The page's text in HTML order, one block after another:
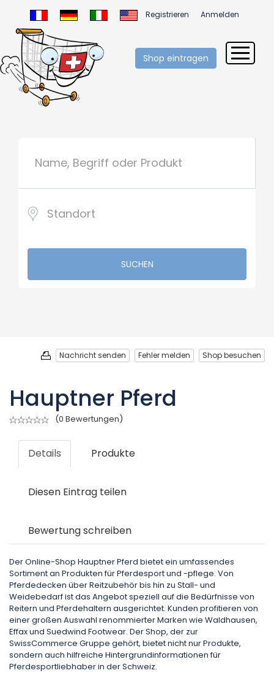
Registrieren Anmelden
Shop eintragen
SUCHEN
Shop besuchen
Fehler melden
Nachricht senden
Hauptner Pferd
(0 Bewertungen)
Details Produkte
Diesen Eintrag teilen
Bewertung schreiben
Der Online-Shop Hauptner Pferd bietet ein umfassendes
Sortiment an Produkten für Pferdesport und -pflege. Von
Pferdedecken über Reitzubehör bis hin zu Stall- und
Weidebedarf ist das Angebot speziell auf die Bedürfnisse von
Reitern und Pferdehaltern ausgerichtet. Kunden profitieren von
einer großen Auswahl renommierter Marken wie Waldhausen,
Effax und Suedwind Footwear. Der Shop, der zur
SwissCommerce Gruppe gehört, bietet nicht nur Produkte,
sondern auch hilfreiche Hintergrundinformationen für
Pferdesportliebhaber in der Schweiz.